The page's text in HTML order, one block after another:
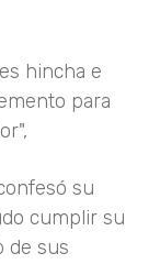
hincha e
para
su
cumplir su
de sus